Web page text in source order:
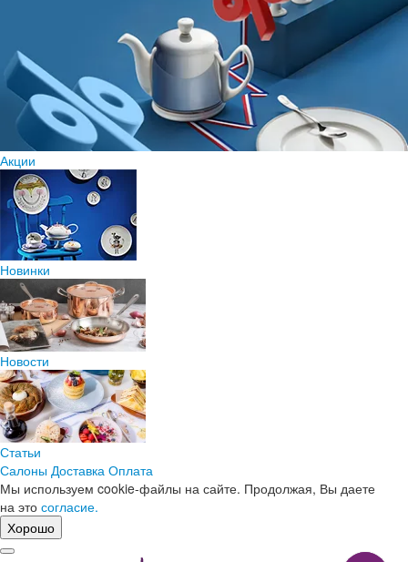
Акции
Новинки
Новости
Статьи
Салоны Доставка Оплата
Мы используем cookie-файлы на сайте. Продолжая, Вы даете
на это согласие.
Хорошо